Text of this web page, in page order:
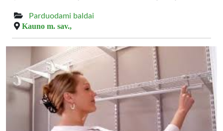
Parduodami baldai
Kauno m. sav.,